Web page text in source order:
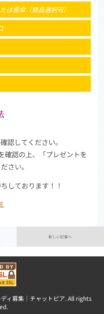
は長傘（商品選択可）
認してください。
確認の上、「プレゼントを
さい。
しております！！
新しい記事へ
ィ募集｜チャットピア. All rights